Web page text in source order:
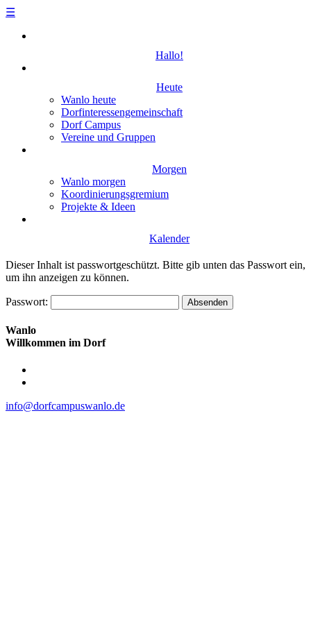
☰
Skip
Hallo!
Heute
Wanlo heute
Dorfinteressengemeinschaft
Dorf Campus
Vereine und Gruppen
Morgen
Wanlo morgen
Koordinierungsgremium
Projekte & Ideen
Kalender
Dieser Inhalt ist passwortgeschützt. Bitte gib unten das Passwort ein,
um ihn anzeigen zu können.
Passwort:
Wanlo
Willkommen im Dorf
Skip
info@dorfcampuswanlo.de